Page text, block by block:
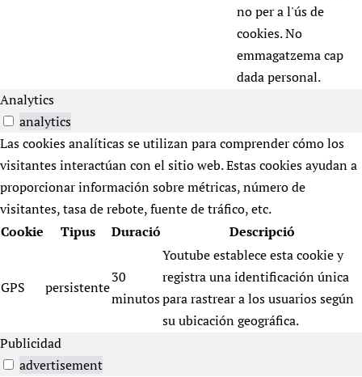
no per a l'ús de
cookies. No
emmagatzema cap
dada personal.
Analytics
analytics
Las cookies analíticas se utilizan para comprender cómo los
visitantes interactúan con el sitio web. Estas cookies ayudan a
proporcionar información sobre métricas, número de
visitantes, tasa de rebote, fuente de tráfico, etc.
Cookie
Tipus Duració Descripció
GPS persistente
30
minutos
Youtube establece esta cookie y
registra una identificación única
para rastrear a los usuarios según
su ubicación geográfica.
Publicidad
advertisement